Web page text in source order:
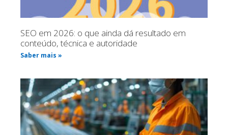
SEO em 2026: o que ainda dá resultado em
conteúdo, técnica e autoridade
Saber mais »